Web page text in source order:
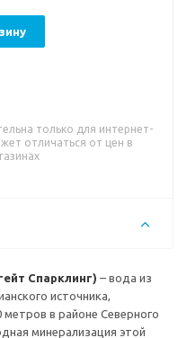
партнером
чему может
столовой воды без
только для интернет-
отличаться от цен в
Спарклинг) – вода из
источника,
метров в районе Северного
минерализация этой